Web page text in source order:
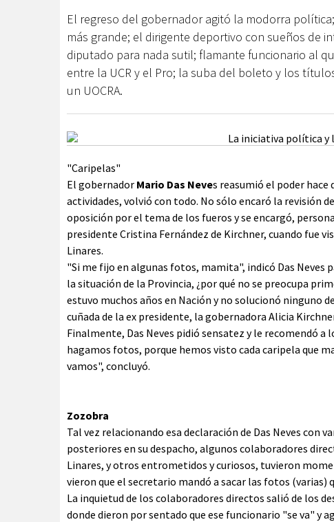
El regreso del gobernador agitó la modorra
más grande; el dirigente deportivo con sueños de
diputado para nada sutil; flamante funcionario al
entre la UCR y el Pro; la suba del boleto y los
un UOCRA.
"Caripelas"
El gobernador Mario Das Neves reasumió el poder hace
actividades, volvió con todo. No sólo encaró la revisión
oposición por el tema de los fueros y se encargó,
presidente Cristina Fernández de Kirchner, cuando fue
Linares.
"Si me fijo en algunas fotos, mamita", indicó Das
la situación de la Provincia, ¿por qué no se preocupa
estuvo muchos años en Nación y no solucionó ninguno
cuñada de la ex presidente, la gobernadora Alicia
Finalmente, Das Neves pidió sensatez y le recomendó
hagamos fotos, porque hemos visto cada caripela que
vamos", concluyó.
Zozobra
Tal vez relacionando esa declaración de Das Neves con
posteriores en su despacho, algunos colaboradores
Linares, y otros entrometidos y curiosos, tuvieron
vieron que el secretario mandó a sacar las fotos (varias)
La inquietud de los colaboradores directos salió de los
donde dieron por sentado que ese funcionario "se va" y